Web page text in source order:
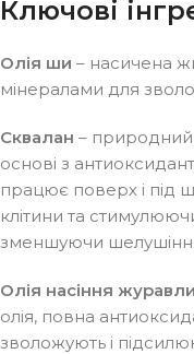
Ключові
Олія ши – насичена
мінералами для
Сквалан – природний
основі з
працює поверх і під
клітини та
зменшуючи
Олія насіння
олія, повна
зволожують і